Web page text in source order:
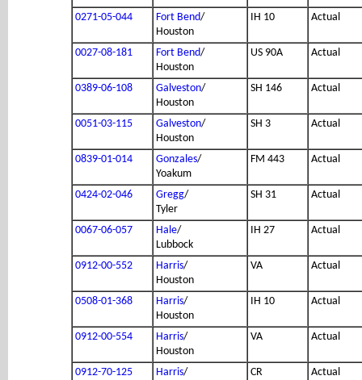
0271-05-044 Fort Bend/
Houston
IH 10 Actual
0027-08-181 Fort Bend/
Houston
US 90A Actual
0389-06-108 Galveston/
Houston
SH 146 Actual
0051-03-115 Galveston/
Houston
SH 3 Actual
0839-01-014 Gonzales/
Yoakum
FM 443 Actual
0424-02-046 Gregg/
Tyler
SH 31 Actual
0067-06-057 Hale/
Lubbock
IH 27 Actual
0912-00-552 Harris/
Houston
VA Actual
0508-01-368 Harris/
Houston
IH 10 Actual
0912-00-554 Harris/
Houston
VA Actual
0912-70-125 Harris/
CR Actual